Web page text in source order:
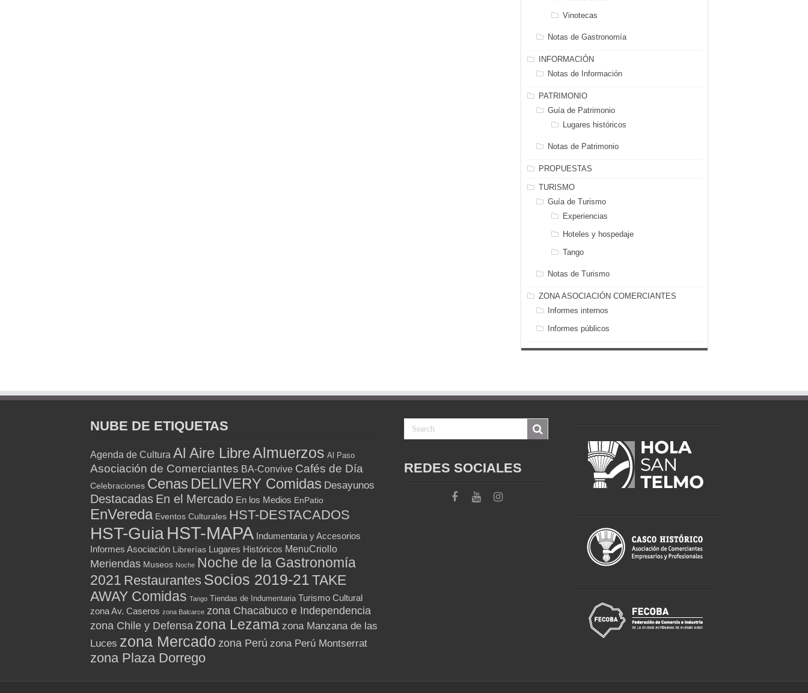
Vinotecas
Notas de Gastronomía
INFORMACIÓN
Notas de Información
PATRIMONIO
Guía de Patrimonio
Lugares históricos
Notas de Patrimonio
PROPUESTAS
TURISMO
Guía de Turismo
Experiencias
Hoteles y hospedaje
Tango
Notas de Turismo
ZONA ASOCIACIÓN COMERCIANTES
Informes internos
Informes públicos
NUBE DE ETIQUETAS
Agenda de Cultura Al Aire LibreAlmuerzos Al Paso
Asociación de Comerciantes BA-Convive Cafés de Día
Celebraciones Cenas DELIVERY Comidas Desayunos
Destacadas En el Mercado En los Medios EnPatio
EnVereda Eventos Culturales HST-DESTACADOS
HST-Guia HST-MAPA Indumentaria y Accesorios
Informes Asociación Librerías Lugares Históricos MenuCriollo
Meriendas Museos Noche Noche de la Gastronomía
2021 Restaurantes Socios 2019-21TAKE
AWAY Comidas Tango Tiendas de Indumentaria Turismo Cultural
zona Av. Caseros zona Balcarce zona Chacabuco e Independencia
zona Chile y Defensa zona Lezama zona Manzana de las
Luces zona Mercado zona Perú zona Perú Montserrat
zona Plaza Dorrego
REDES SOCIALES